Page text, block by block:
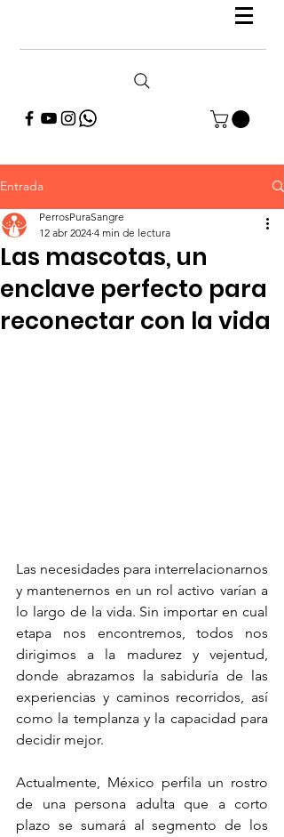
Entrada
Las mascotas, un
enclave perfecto para
reconectar con la vida
PerrosPuraSangre
12 abr 2024 4 min de lectura
Las necesidades para interrelacionarnos
y mantenernos en un rol activo varían a
lo largo de la vida. Sin importar en cual
etapa nos encontremos, todos nos
dirigimos a la madurez y vejentud,
donde abrazamos la sabiduría de las
experiencias y caminos recorridos, así
como la templanza y la capacidad para
decidir mejor.
Actualmente, México perfila un rostro
de una persona adulta que a corto
plazo se sumará al segmento de los